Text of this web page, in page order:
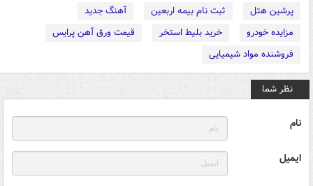
پرشین هتل
ثبت نام بیمه اربعین
آهنگ جدید
مزایده خودرو
خرید بلیط استخر
قیمت ورق آهن پرایس
فروشنده مواد شیمیایی
نظر شما
نام
ایمیل